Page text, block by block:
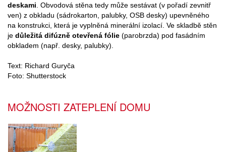
deskami . Obvodová stěna tedy může sestávat (v pořadí zevnitř
ven) z obkladu (sádrokarton, palubky, OSB desky) upevněného
na konstrukci, která je vyplněná minerální izolací. Ve skladbě stěn
je důležitá difúzně otevřená fólie (parobrzda) pod fasádním
obkladem (např. desky, palubky).
Text: Richard Guryča
Foto: Shutterstock
MOŽNOSTI ZATEPLENÍ DOMU